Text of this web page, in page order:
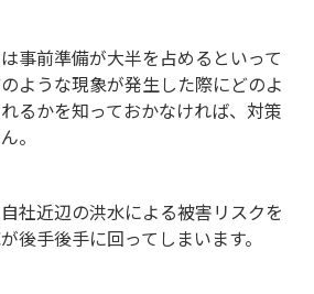
事前準備が大半を占めるといって
ような現象が発生した際にどのよ
るかを知っておかなければ、対策
。
社近辺の洪水による被害リスクを
後手後手に回ってしまいます。